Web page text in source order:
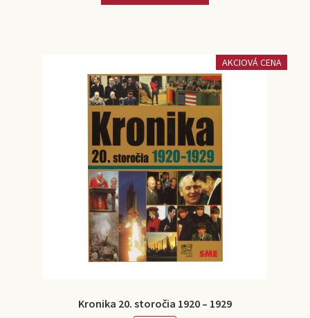
AKCIOVÁ CENA
Kronika 20. storočia 1920 – 1929